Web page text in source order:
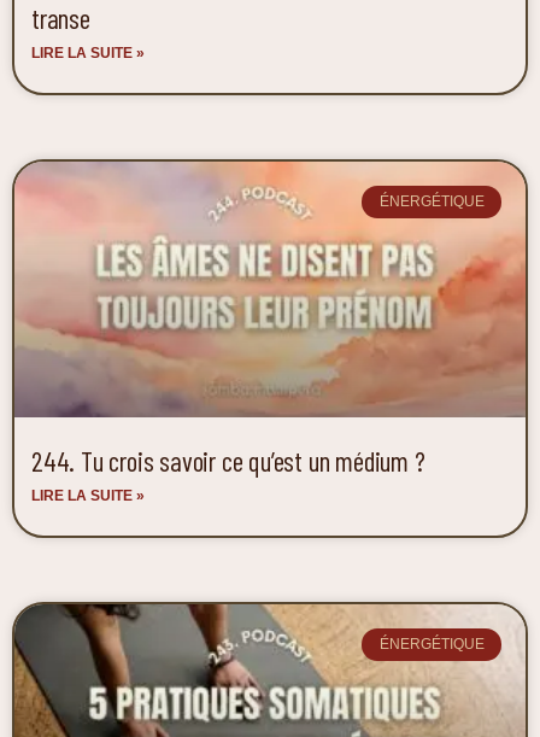
transe
LIRE LA SUITE »
ÉNERGÉTIQUE
244. Tu crois savoir ce qu’est un médium ?
LIRE LA SUITE »
ÉNERGÉTIQUE